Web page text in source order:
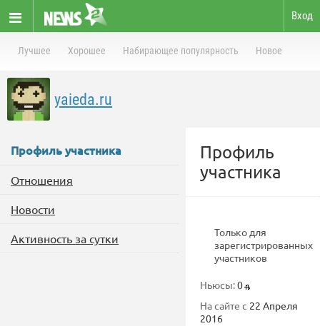
Вход
Лучшее Хорошее Набирающее популярность Новое
yaieda.ru
Профиль участника
Отношения
Новости
Активность за сутки
Профиль
участника
Только для
зарегистрированных
участников
Ньюсы:0
На сайте с 22 Апреля
2016